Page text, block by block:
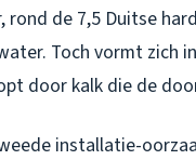
rond de 7,5 Duitse
Toch vormt zich
door kalk die de
installatie-